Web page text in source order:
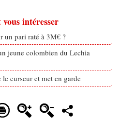
intéresser
un pari raté à 3M€ ?
jeune colombien du Lechia
curseur et met en garde